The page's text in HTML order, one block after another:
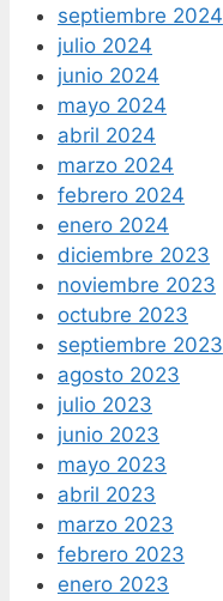
septiembre 2024
julio 2024
junio 2024
mayo 2024
abril 2024
marzo 2024
febrero 2024
enero 2024
diciembre 2023
noviembre 2023
octubre 2023
septiembre 2023
agosto 2023
julio 2023
junio 2023
mayo 2023
abril 2023
marzo 2023
febrero 2023
enero 2023